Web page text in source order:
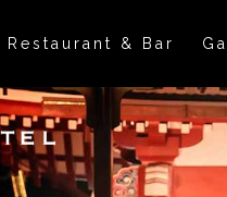
Restaurant & Bar